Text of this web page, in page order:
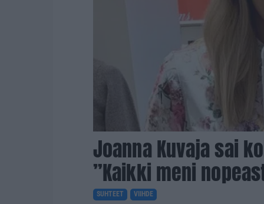
Joanna Kuvaja sai
”Kaikki meni
SUHTEET VIIHDE